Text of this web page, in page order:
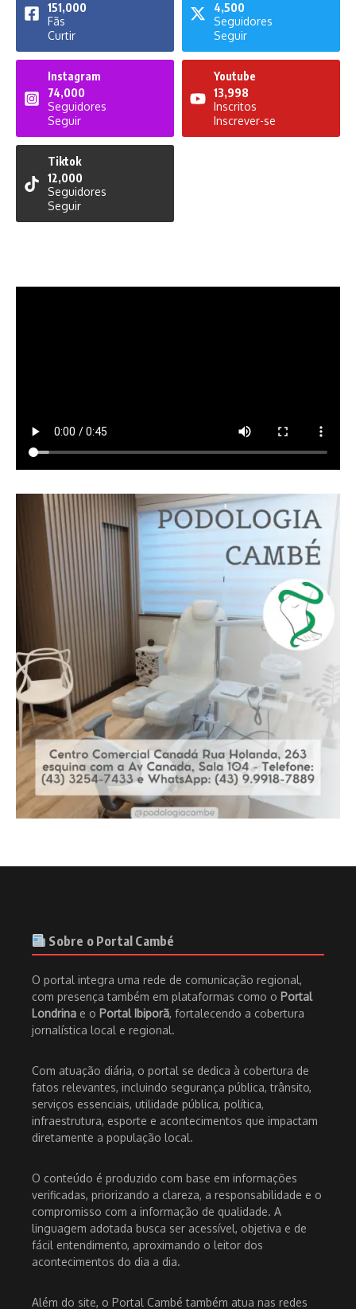
151,000
Fãs
Curtir
4,500
Seguidores
Seguir
Instagram
74,000
Seguidores
Seguir
Youtube
13,998
Inscritos
Inscrever-se
Tiktok
12,000
Seguidores
Seguir
Sobre o Portal Cambé
O portal integra uma rede de comunicação regional,
com presença também em plataformas como o Portal
Londrina e o Portal Ibiporã, fortalecendo a cobertura
jornalística local e regional.
Com atuação diária, o portal se dedica à cobertura de
fatos relevantes, incluindo segurança pública, trânsito,
serviços essenciais, utilidade pública, política,
infraestrutura, esporte e acontecimentos que impactam
diretamente a população local.
O conteúdo é produzido com base em informações
verificadas, priorizando a clareza, a responsabilidade e o
compromisso com a informação de qualidade. A
linguagem adotada busca ser acessível, objetiva e de
fácil entendimento, aproximando o leitor dos
acontecimentos do dia a dia.
Além do site, o Portal Cambé também atua nas redes